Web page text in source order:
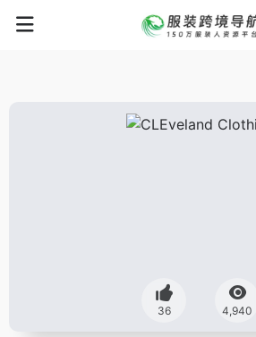
36 4,940